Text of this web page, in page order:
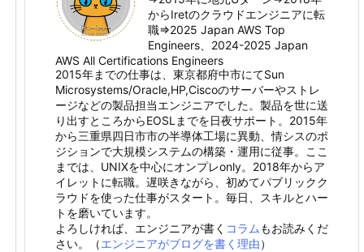
からIretのクラウドエンジニアに転
職⇒2025 Japan AWS Top
Engineers、2024-2025 Japan
AWS All Certifications Engineers
2015年までの仕事は、東京都府中市にてSun
Microsystems/Oracle,HP,Ciscoのサーバーやストレ
ージなどの製品担当エンジニアでした。製品を世に送
り出すところからEOSLまでを日夜サポート。2015年
から三重県四日市市の半導体工場に異動、情シスのポ
ジションで大規模システムの構築・運用に従事。ここ
までは、UNIXを中心にオンプレonly。2018年からア
イレットに転職。遅咲きながら、初めてパブリックク
ラウドを使った仕事がスタート。毎日、スキルとハー
トを磨いています。
よろしければ、エンジニアが書く コラム もお読みくだ
さい。（エンジニアがブログを書く理由）